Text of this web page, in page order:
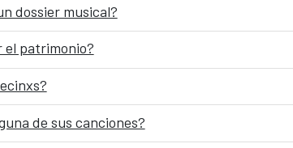
dossier musical?
el patrimonio?
de sus canciones?